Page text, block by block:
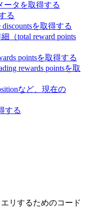
ータを取得する
る
discountsを取得する
（total reward points
pointsを取得する
rewards pointsを取
など、現在の
する
リするためのコード